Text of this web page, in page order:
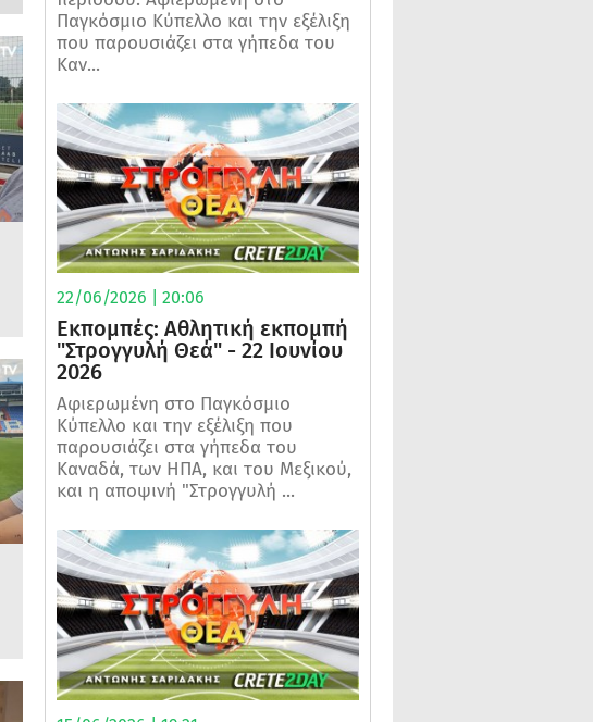
Παγκόσμιο Κύπελλο και την εξέλιξη
που παρουσιάζει στα γήπεδα του
Καν...
22/06/2026 | 20:06
Εκπομπές: Αθλητική εκπομπή
"Στρογγυλή Θεά" - 22 Ιουνίου
2026
Αφιερωμένη στο Παγκόσμιο
Κύπελλο και την εξέλιξη που
παρουσιάζει στα γήπεδα του
Καναδά, των ΗΠΑ, και του Μεξικού,
και η αποψινή "Στρογγυλή ...